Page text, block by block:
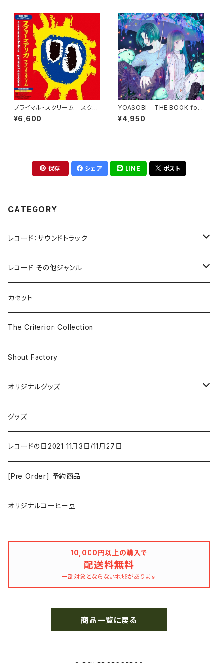
プライマル・スクリーム - スクリ
ーマデリカ(2LP)
¥6,600
YOASOBI - THE BOOK for,
(2LP)
¥4,950
保存 シェア LINE ポスト
CATEGORY
レコード：サウンドトラック
ホラー/スリラー
SF
ドラマ/ロマンス
アクション/クライム
コメディ
ファンタジー/アドベンチャー
アニメーション
ゲーム
ミュージカル/音楽/ドキュメンタリー/コンピ
レコード その他ジャンル
Rock & Pop
The Smiths
Iron and Wine
Grouper
Bill Callahan
Phoebe Bridgers
The Beautiful South
Classical
Electronic & Ambient
New Order
Jazz
カセット
The Criterion Collection
Shout Factory
オリジナルグッズ
コーヒー
洋服
グッズ
レコードの日2021 11月3日/11月27日
[Pre Order] 予約商品
オリジナルコーヒー豆
10,000円以上の購入で
配送料無料
一部対象とならない地域があります
商品一覧に戻る